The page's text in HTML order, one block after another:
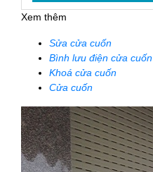
Xem thêm
Sửa cửa cuốn
Bình lưu điện cửa cuốn
Khoá cửa cuốn
Cửa cuốn